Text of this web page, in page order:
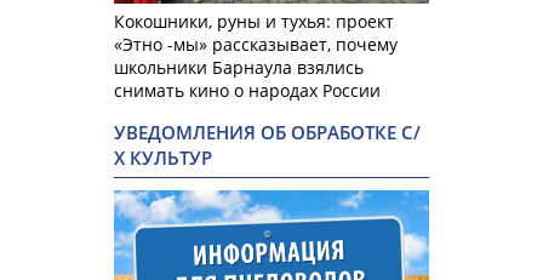
Кокошники, руны и тухья: проект
«Этно -мы» рассказывает, почему
школьники Барнаула взялись
снимать кино о народах России
УВЕДОМЛЕНИЯ ОБ ОБРАБОТКЕ С/
Х КУЛЬТУР